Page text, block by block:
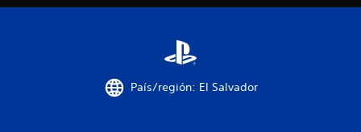
i
País/región: El Salvador